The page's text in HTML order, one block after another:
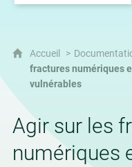
Accueil
fractures numériques
vulnérables
Agir sur les
numériques